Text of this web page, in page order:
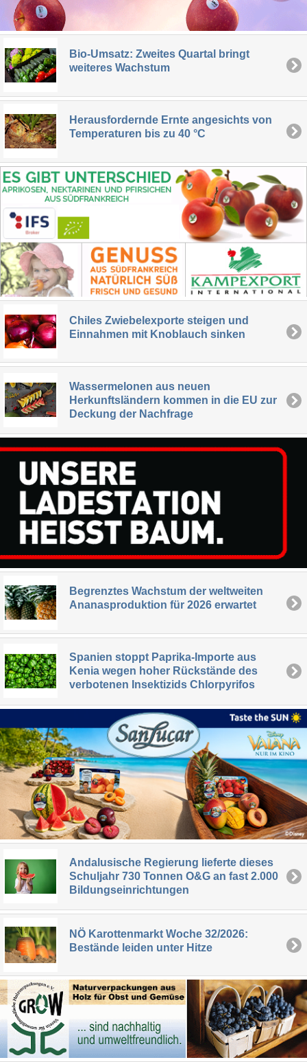
Bio-Umsatz: Zweites Quartal bringt
weiteres Wachstum
Herausfordernde Ernte angesichts von
Temperaturen bis zu 40 °C
Chiles Zwiebelexporte steigen und
Einnahmen mit Knoblauch sinken
Wassermelonen aus neuen
Herkunftsländern kommen in die EU zur
Deckung der Nachfrage
Begrenztes Wachstum der weltweiten
Ananasproduktion für 2026 erwartet
Spanien stoppt Paprika-Importe aus
Kenia wegen hoher Rückstände des
verbotenen Insektizids Chlorpyrifos
Andalusische Regierung lieferte dieses
Schuljahr 730 Tonnen O&G an fast 2.000
Bildungseinrichtungen
NÖ Karottenmarkt Woche 32/2026:
Bestände leiden unter Hitze